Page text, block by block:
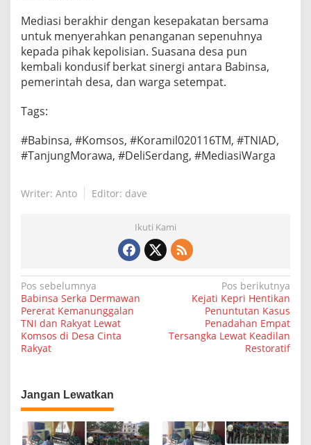
Mediasi berakhir dengan kesepakatan bersama
untuk menyerahkan penanganan sepenuhnya
kepada pihak kepolisian. Suasana desa pun
kembali kondusif berkat sinergi antara Babinsa,
pemerintah desa, dan warga setempat.
Tags:
#Babinsa, #Komsos, #Koramil020116TM, #TNIAD,
#TanjungMorawa, #DeliSerdang, #MediasiWarga
Writer: Anto Editor: dave
Ikuti Kami
N
a
v
i
a
s
Pos sebelumnya
Babinsa Serka Dermawan
Pererat Kemanunggalan
TNI dan Rakyat Lewat
Komsos di Desa Cinta
Rakyat
Pos berikutnya
Kejati Kepri Hentikan
Penuntutan Kasus
Penadahan Empat
Tersangka Lewat Keadilan
Restoratif
Jangan Lewatkan